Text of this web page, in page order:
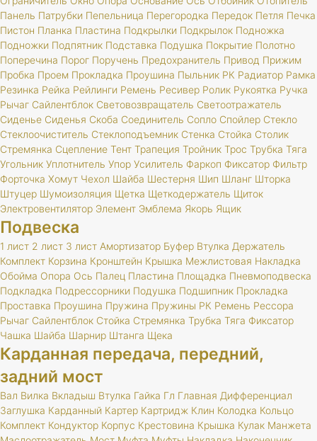
Панель Патрубки Пепельница Перегородка Передок Петля Печка
Пистон Планка Пластина Подкрылки Подкрылок Подножка
Подножки Подпятник Подставка Подушка Покрытие Полотно
Поперечина Порог Поручень Предохранитель Привод Прижим
Пробка Проем Прокладка Проушина Пыльник РК Радиатор Рамка
Резинка Рейка Рейлинги Ремень Ресивер Ролик Рукоятка Ручка
Рычаг Сайлентблок Световозвращатель Светоотражатель
Сиденье Сиденья Скоба Соединитель Сопло Спойлер Стекло
Стеклоочиститель Стеклоподъемник Стенка Стойка Столик
Стремянка Сцепление Тент Трапеция Тройник Трос Трубка Тяга
Угольник Уплотнитель Упор Усилитель Фаркоп Фиксатор Фильтр
Форточка Хомут Чехол Шайба Шестерня Шип Шланг Шторка
Штуцер Шумоизоляция Щетка Щеткодержатель Щиток
Электровентилятор Элемент Эмблема Якорь Ящик
Подвеска
1 лист 2 лист 3 лист Амортизатор Буфер Втулка Держатель
Комплект Корзина Кронштейн Крышка Межлистовая Накладка
Обойма Опора Ось Палец Пластина Площадка Пневмоподвеска
Подкладка Подрессорники Подушка Подшипник Прокладка
Проставка Проушина Пружина Пружины РК Ремень Рессора
Рычаг Сайлентблок Стойка Стремянка Трубка Тяга Фиксатор
Чашка Шайба Шарнир Штанга Щека
Карданная передача, передний,
задний мост
Вал Вилка Вкладыш Втулка Гайка Гл Главная Дифференциал
Заглушка Карданный Картер Картридж Клин Колодка Кольцо
Комплект Кондуктор Корпус Крестовина Крышка Кулак Манжета